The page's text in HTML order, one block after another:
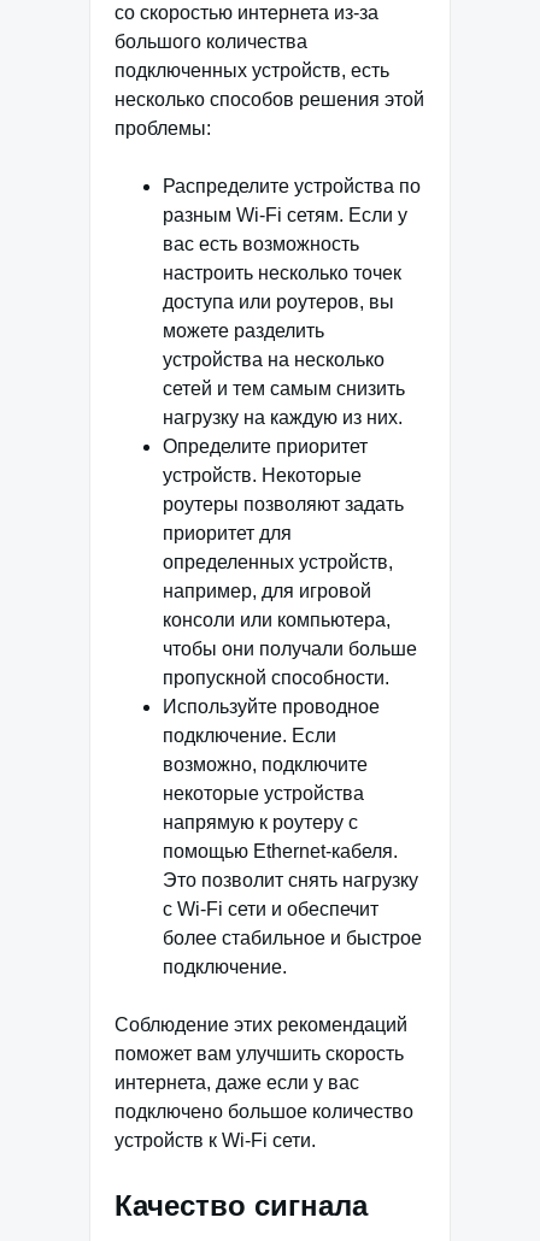
со скоростью интернета из-за
большого количества
подключенных устройств, есть
несколько способов решения этой
проблемы:
Распределите устройства по
разным Wi-Fi сетям. Если у
вас есть возможность
настроить несколько точек
доступа или роутеров, вы
можете разделить
устройства на несколько
сетей и тем самым снизить
нагрузку на каждую из них.
Определите приоритет
устройств. Некоторые
роутеры позволяют задать
приоритет для
определенных устройств,
например, для игровой
консоли или компьютера,
чтобы они получали больше
пропускной способности.
Используйте проводное
подключение. Если
возможно, подключите
некоторые устройства
напрямую к роутеру с
помощью Ethernet-кабеля.
Это позволит снять нагрузку
с Wi-Fi сети и обеспечит
более стабильное и быстрое
подключение.
Соблюдение этих рекомендаций
поможет вам улучшить скорость
интернета, даже если у вас
подключено большое количество
устройств к Wi-Fi сети.
Качество сигнала